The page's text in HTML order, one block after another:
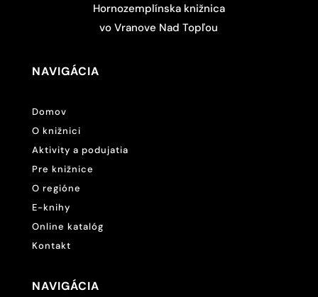
Hornozemplínska knižnica
vo Vranove Nad Topľou
NAVIGÁCIA
Domov
O knižnici
Aktivity a podujatia
Pre knižnice
O regióne
E-knihy
Online katalóg
Kontakt
NAVIGÁCIA